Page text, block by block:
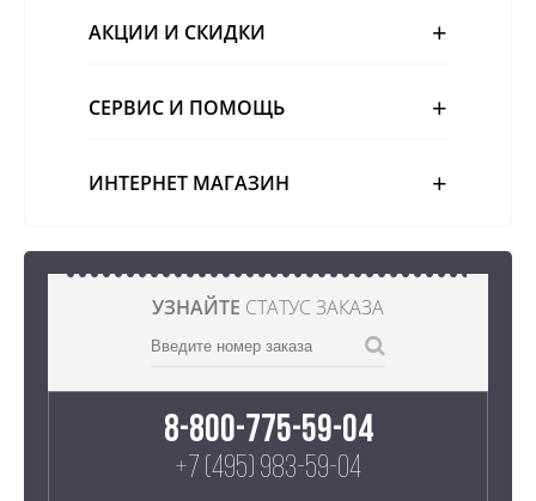
АКЦИИ И СКИДКИ
СЕРВИС И ПОМОЩЬ
ИНТЕРНЕТ МАГАЗИН
УЗНАЙТЕ СТАТУС ЗАКАЗА
8-800-775-59-04
+7 (495) 983-59-04